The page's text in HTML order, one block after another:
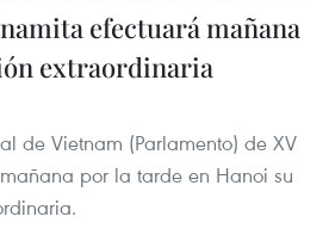
efectuará mañana
extraordinaria
de Vietnam (Parlamento) de XV
por la tarde en Hanoi su